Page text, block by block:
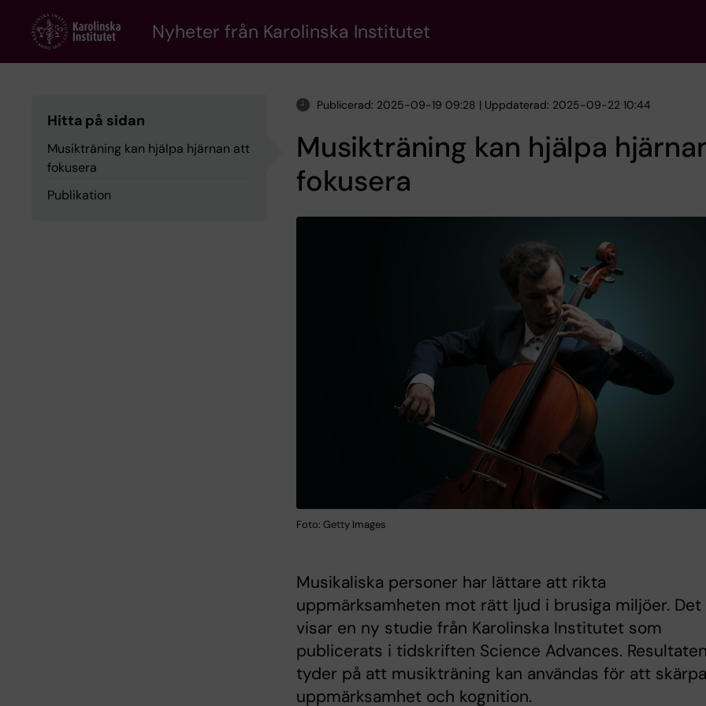
content
Nyheter från Karolinska Institutet
Hitta på sidan
Musikträning kan hjälpa hjärnan att
fokusera
Publikation
Publicerad: 2025-09-19 09:28 | Uppdaterad: 2025-09-22 10:44
Musikträning kan hjälpa
fokusera
Foto: Getty Images
Musikaliska personer har lättare att rikta
uppmärksamheten mot rätt ljud i brusiga miljöer. Det
visar en ny studie från Karolinska Institutet som
publicerats i tidskriften Science Advances.
tyder på att musikträning kan användas för att skärpa
uppmärksamhet och kognition.